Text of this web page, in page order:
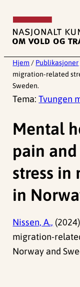
innhold
Hjem / Publikasjoner
migration-related
Sweden.
Tema:Tvungen
Mental
pain
stress in
in
Nissen, A.,
migration-
Norway and